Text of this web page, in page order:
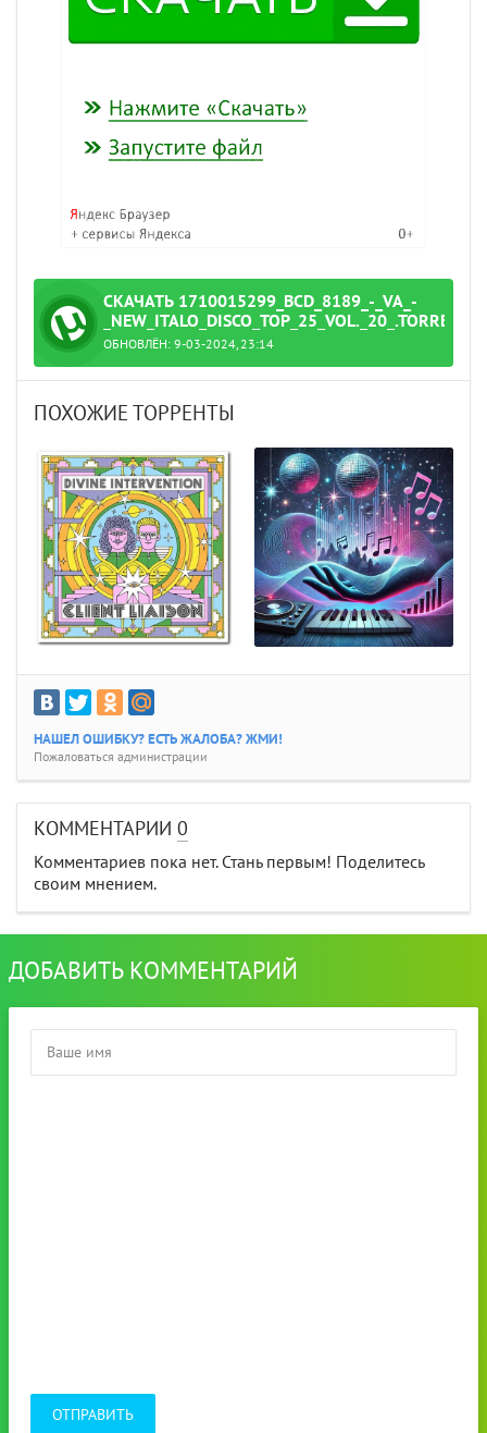
СКАЧАТЬ 1710015299_BCD_8189_-_VA_-
_NEW_ITALO_DISCO_TOP_25_VOL._20_.TORRENT
ОБНОВЛЁН: 9-03-2024, 23:14
ПОХОЖИЕ ТОРРЕНТЫ
НАШЕЛ ОШИБКУ? ЕСТЬ ЖАЛОБА? ЖМИ!
Пожаловаться администрации
КОММЕНТАРИИ 0
Комментариев пока нет. Стань первым! Поделитесь
своим мнением.
ДОБАВИТЬ КОММЕНТАРИЙ
ОТПРАВИТЬ